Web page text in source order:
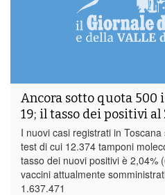
Ancora sotto quota 500
19; il tasso dei positivi al
I nuovi casi registrati in
test di cui 12.374 tamponi
tasso dei nuovi positivi è 2,04%
vaccini attualmente
1.637.471